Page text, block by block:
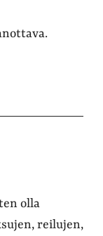
olla
reilujen,